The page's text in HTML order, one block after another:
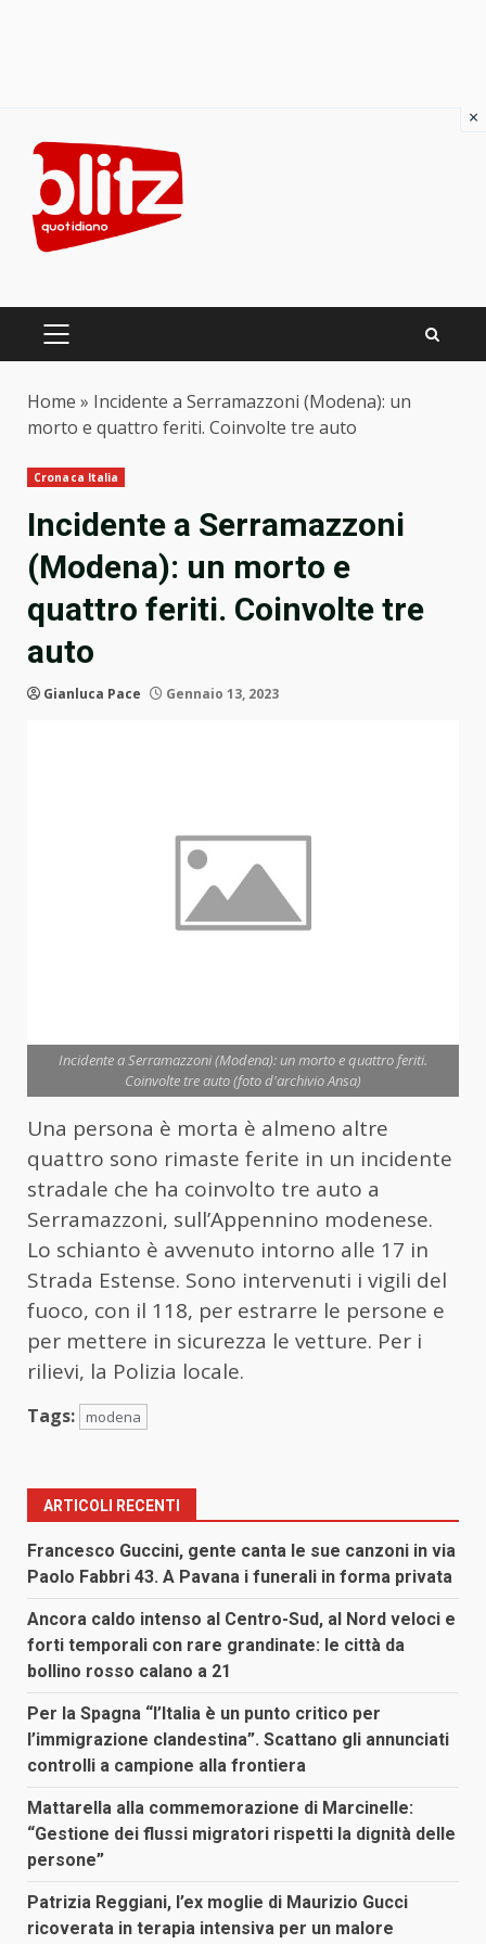
content
PRIMARY
Home » Incidente a Serramazzoni (Modena): un
morto e quattro feriti. Coinvolte tre auto
Cronaca Italia
Incidente a Serramazzoni
(Modena): un morto e
quattro feriti. Coinvolte tre
auto
Gianluca Pace Gennaio 13, 2023
Incidente a Serramazzoni (Modena): un morto e quattro feriti.
Coinvolte tre auto (foto d'archivio Ansa)
Una persona è morta è almeno altre
quattro sono rimaste ferite in un incidente
stradale che ha coinvolto tre auto a
Serramazzoni, sull’Appennino modenese.
Lo schianto è avvenuto intorno alle 17 in
Strada Estense. Sono intervenuti i vigili del
fuoco, con il 118, per estrarre le persone e
per mettere in sicurezza le vetture. Per i
rilievi, la Polizia locale.
Tags: modena
ARTICOLI RECENTI
Francesco Guccini, gente canta le sue canzoni in via
Paolo Fabbri 43. A Pavana i funerali in forma privata
Ancora caldo intenso al Centro-Sud, al Nord veloci e
forti temporali con rare grandinate: le città da
bollino rosso calano a 21
Per la Spagna “l’Italia è un punto critico per
l’immigrazione clandestina”. Scattano gli annunciati
controlli a campione alla frontiera
Mattarella alla commemorazione di Marcinelle:
“Gestione dei flussi migratori rispetti la dignità delle
persone”
Patrizia Reggiani, l’ex moglie di Maurizio Gucci
ricoverata in terapia intensiva per un malore
×